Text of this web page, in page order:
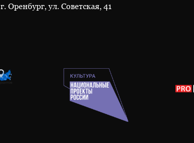
г. Оренбург, ул. Советская, 41